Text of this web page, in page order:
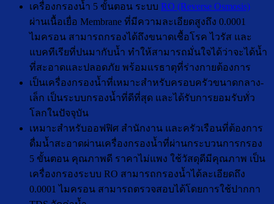
เครื่องกรองน้ำ 5 ขั้นตอน ระบบ RO (Reverse Osmosis)
ผ่านเนื้อเยื่อ Membrane ที่มีความละเอียดสูงถึง 0.0001
ไมครอน สามารถกรองได้ถึงขนาดเชื้อโรค ไวรัส และ
แบคทีเรียที่ปนมากับน้ำ ทำให้สามารถมั่นใจได้ว่าจะได้น้ำ
ที่สะอาดและปลอดภัย พร้อมแรธาตุที่ร่างกายต้องการ
เป็นเครื่องกรองน้ำที่เหมาะสำหรับครอบครัวขนาดกลาง-
เล็ก เป็นระบบกรองน้ำที่ดีที่สุด และได้รับการยอมรับทั่ว
โลกในปัจจุบัน
เหมาะสำหรับออฟฟิศ สำนักงาน และครัวเรือนที่ต้องการ
ดื่มน้ำสะอาดผ่านเครื่องกรองน้ำที่ผ่านกระบวนการกรอง
5 ขั้นตอน คุณภาพดี ราคาไม่แพง ใช้วัสดุดีมีคุณภาพ เป็น
เครื่องกรองระบบ RO สามารถกรองน้ำได้ละเอียดถึง
0.0001 ไมครอน สามารถตรวจสอบได้โดยการใช้ปากกา